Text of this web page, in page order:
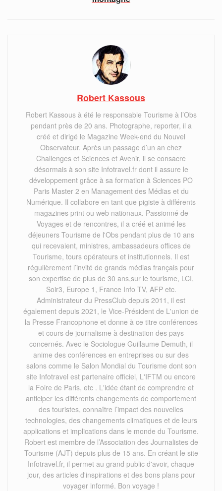
Robert Kassous
Robert Kassous à été le responsable Tourisme à l’Obs
pendant près de 20 ans. Photographe, reporter, il a
créé et dirigé le Magazine Week-end du Nouvel
Observateur. Après un passage d’un an chez
Challenges et Sciences et Avenir, il se consacre
désormais à son site Infotravel.fr dont il assure le
développement grâce à sa formation à Sciences PO
Paris Master 2 en Management des Médias et du
Numérique. Il collabore en tant que pigiste à différents
magazines print ou web nationaux. Passionné de
Voyages et de rencontres, il a créé et animé les
déjeuners Tourisme de l'Obs pendant plus de 10 ans
qui recevaient, ministres, ambassadeurs offices de
Tourisme, tours opérateurs et institutionnels. Il est
régulièrement l’invité de grands médias français pour
son expertise de plus de 30 ans,sur le tourisme, LCI,
Soir3, Europe 1, France Info TV, AFP etc.
Administrateur du PressClub depuis 2011, il est
également depuis 2021, le Vice-Président de L'union de
la Presse Francophone et donne à ce titre conférences
et cours de journalisme à destination des pays
concernés. Avec le Sociologue Guillaume Demuth, il
anime des conférences en entreprises ou sur des
salons comme le Salon Mondial du Tourisme dont son
site Infotravel est partenaire officiel, L'IFTM ou encore
la Foire de Paris, etc . L'idée étant de comprendre et
anticiper les différents changements de comportement
des touristes, connaître l’impact des nouvelles
technologies, des changements climatiques et de leurs
applications et implications dans le monde du Tourisme.
Robert est membre de l’Association des Journalistes de
Tourisme (AJT) depuis plus de 15 ans. En créant le site
Infotravel.fr, il permet au grand public d'avoir, chaque
jour, des articles d'inspirations et des bons plans pour
voyager informé. Bon voyage !